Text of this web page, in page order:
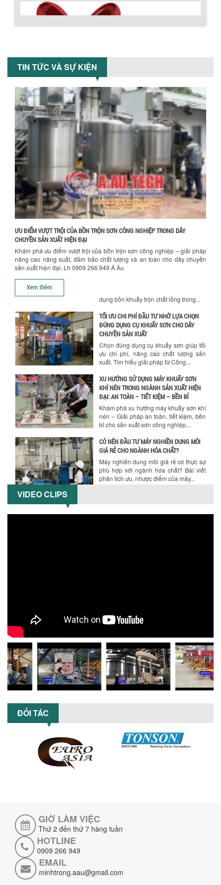
Chính sách giao hàng
Hướng dẫn thanh toán mua hàng
TIN TỨC VÀ SỰ KIỆN
ƯU ĐIỂM VƯỢT TRỘI CỦA BỒN TRỘN SƠN CÔNG NGHIỆP TRONG DÂY
CHUYỀN SẢN XUẤT HIỆN ĐẠI
Khám phá ưu điểm vượt trội của bồn trộn sơn công nghiệp – giải pháp
nâng cao năng suất, đảm bảo chất lượng và an toàn cho dây chuyền
sản xuất hiện đại. Lh 0909 266 949 Á Âu
Xem thêm
Khám phá cách máy trộn sơn công
nghiệp giúp doanh nghiệp tiết kiệm
nguyên liệu, nhân công và chi phí vận
Khám phá những tiêu chí quan trọng
giúp doanh nghiệp lựa chọn máy khuấy
trộn hóa chất phù hợp. Từ máy khuấy
hóa...
NHỮNG YẾU TỐ QUYẾT ĐỊNH KHI CHỌN
BỒN KHUẤY SƠN: VẬT LIỆU, DUNG TÍCH VÀ
Khám phá các yếu tố quan trọng khi
chọn bồn khuấy sơn: Vật liệu, dung tích
và công suất khuấy. Giải pháp tối...
BỒN KHUẤY TRỘN CHẤT LỎNG CHO
NGÀNH HÓA CHẤT: NHỮNG YẾU TỐ QUYẾT
ĐỊNH CHẤT LƯỢNG SẢN PHẨM CUỐI
CÙNG
quyết định chất lượng sản phẩm khi sử
TỐI ƯU CHI PHÍ ĐẦU TƯ NHỜ LỰA CHỌN
ĐÚNG DỤNG CỤ KHUẤY SƠN CHO DÂY
ưu chi phí, nâng cao chất lượng sản
xuất. Tìm hiểu giải pháp từ Công...
XU HƯỚNG SỬ DỤNG MÁY KHUẤY SƠN
KHÍ NÉN TRONG NGÀNH SẢN XUẤT HIỆN
ĐẠI: AN TOÀN – TIẾT KIỆM – BỀN BỈ
Khám phá xu hướng máy khuấy sơn khí
nén – Giải pháp an toàn, tiết kiệm, bền
bỉ cho sản xuất sơn công nghiệp...
CÓ NÊN ĐẦU TƯ MÁY NGHIỀN DUNG MÔI
GIÁ RẺ CHO NGÀNH HÓA CHẤT?
Máy nghiền dung môi giá rẻ có thực sự
phù hợp với ngành hóa chất? Bài viết
phân tích ưu, nhược điểm của máy...
5 LỢI ÍCH NỔI BẬT KHI SỬ DỤNG MÁY
KHUẤY SƠN DÙNG ĐIỆN TRONG SẢN XUẤT
Khám phá 5 lợi ích khi sử dụng máy
khuấy sơn dùng điện: nâng cao chất
lượng, tiết kiệm chi phí, tăng năng
KHUẤY 3 TRỤC CÔNG SUẤT LỚN
khắc phục hiệu quả giúp doanh
nghiệp...
MÁY NGHIỀN HỮU CƠ LỎNG: GIẢI PHÁP
TỐI ƯU VỚI CÔNG NGHỆ MÁY NGHIỀN
NGANG CÁNH NGHIỀN CERAMIC
Máy nghiền hữu cơ lỏng sử dụng công
nghệ máy nghiền ngang cánh nghiền
ceramic giúp nâng cao độ mịn, hiệu
Tìm hiểu lợi ích khi đầu tư máy trộn
phân bón nằm ngang: nâng cao hiệu
khí nén để đảm bảo an toàn, hiệu...
khô công nghiệp và máy trộn bột gia
VIDEO CLIPS
ĐỐI TÁC
GIỜ LÀM VIỆC
Thứ 2 đến thứ 7 hàng tuần
HOTLINE
0909 266 949
EMAIL
minhtrong.aau@gmail.com